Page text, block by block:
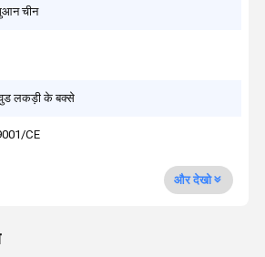
चीन
लकड़ी के बक्से
CE
और देखो